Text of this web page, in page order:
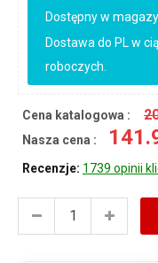
Dostępny w
Dostawa do PL w
roboczych.
Cena katalogowa :
Nasza cena :
Recenzje: 1739 opinii